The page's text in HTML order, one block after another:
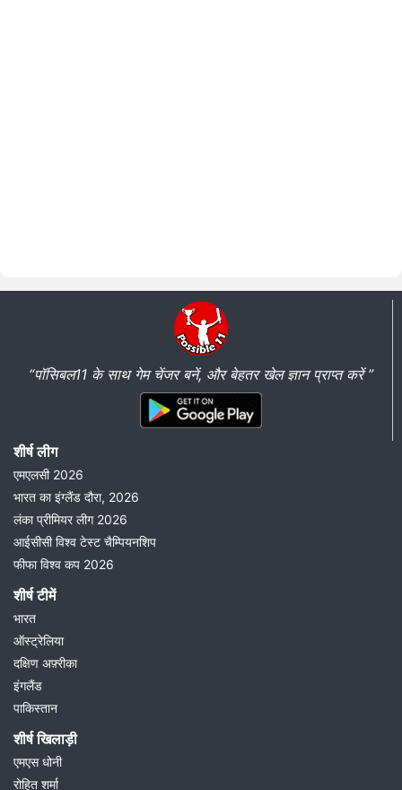
“पॉसिबल11 के साथ गेम चेंजर बनें, और बेहतर खेल ज्ञान प्राप्त करें ”
शीर्ष लीग
एमएलसी 2026
भारत का इंग्लैंड दौरा, 2026
लंका प्रीमियर लीग 2026
आईसीसी विश्व टेस्ट चैम्पियनशिप
फीफा विश्व कप 2026
शीर्ष टीमें
भारत
ऑस्ट्रेलिया
दक्षिण अफ़्रीका
इंगलैंड
पाकिस्तान
शीर्ष खिलाड़ी
एमएस धोनी
रोहित शर्मा